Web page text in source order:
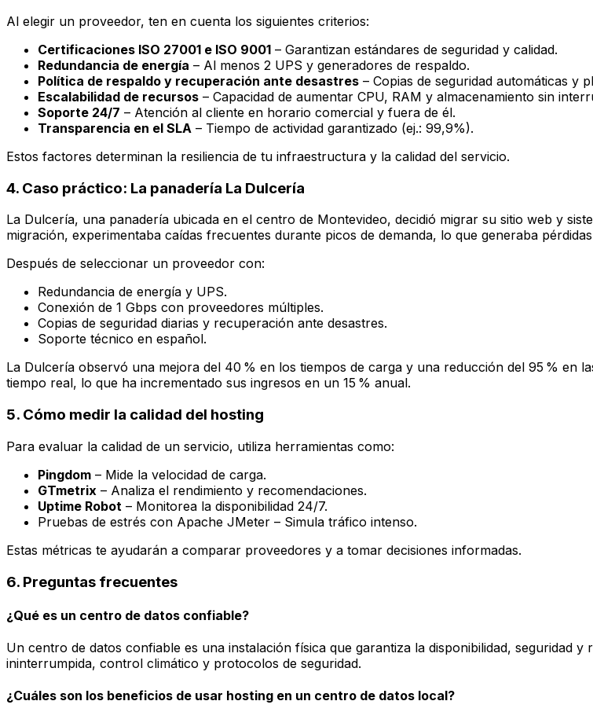
Al elegir un proveedor, ten en cuenta los siguientes criterios:
Certificaciones ISO 27001 e ISO 9001 – Garantizan estándares de seguridad y calidad.
Redundancia de energía – Al menos 2 UPS y generadores de respaldo.
Política de respaldo y recuperación ante desastres – Copias de seguridad automáticas y
Escalabilidad de recursos – Capacidad de aumentar CPU, RAM y almacenamiento sin
Soporte 24/7 – Atención al cliente en horario comercial y fuera de él.
Transparencia en el SLA – Tiempo de actividad garantizado (ej.: 99,9%).
Estos factores determinan la resiliencia de tu infraestructura y la calidad del servicio.
4. Caso práctico: La panadería La Dulcería
La Dulcería, una panadería ubicada en el centro de Montevideo, decidió migrar su sitio web y
migración, experimentaba caídas frecuentes durante picos de demanda, lo que generaba
Después de seleccionar un proveedor con:
Redundancia de energía y UPS.
Conexión de 1 Gbps con proveedores múltiples.
Copias de seguridad diarias y recuperación ante desastres.
Soporte técnico en español.
La Dulcería observó una mejora del 40 % en los tiempos de carga y una reducción del 95 % en
tiempo real, lo que ha incrementado sus ingresos en un 15 % anual.
5. Cómo medir la calidad del hosting
Para evaluar la calidad de un servicio, utiliza herramientas como:
Pingdom – Mide la velocidad de carga.
GTmetrix – Analiza el rendimiento y recomendaciones.
Uptime Robot – Monitorea la disponibilidad 24/7.
Pruebas de estrés con Apache JMeter – Simula tráfico intenso.
Estas métricas te ayudarán a comparar proveedores y a tomar decisiones informadas.
6. Preguntas frecuentes
¿Qué es un centro de datos confiable?
Un centro de datos confiable es una instalación física que garantiza la disponibilidad, seguridad
ininterrumpida, control climático y protocolos de seguridad.
¿Cuáles son los beneficios de usar hosting en un centro de datos local?